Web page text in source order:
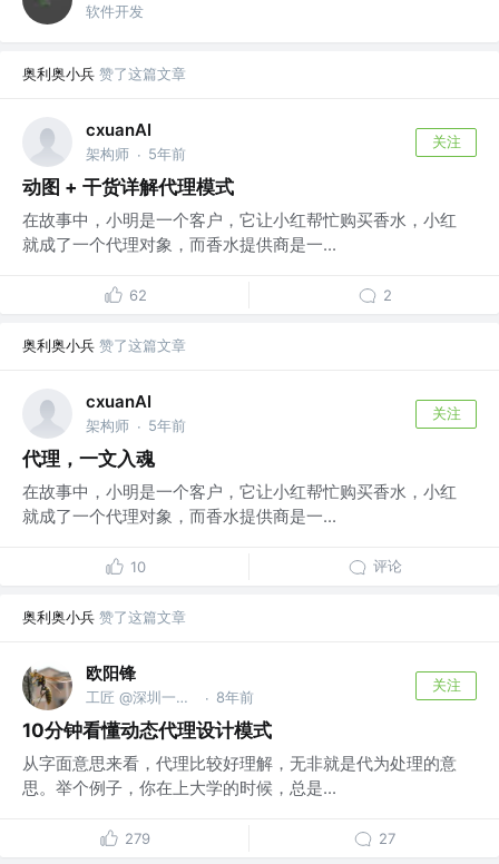
软件开发
奥利奥小兵 赞了这篇文章
cxuanAI
架构师 · 5年前
关注
动图 + 干货详解代理模式
在故事中，小明是一个客户，它让小红帮忙购买香水，小红
就成了一个代理对象，而香水提供商是一...
62 2
奥利奥小兵 赞了这篇文章
cxuanAI
架构师 · 5年前
关注
代理，一文入魂
在故事中，小明是一个客户，它让小红帮忙购买香水，小红
就成了一个代理对象，而香水提供商是一...
10 评论
奥利奥小兵 赞了这篇文章
欧阳锋
工匠 @深圳一行代码科技有限公司 · 8年前
关注
10分钟看懂动态代理设计模式
从字面意思来看，代理比较好理解，无非就是代为处理的意
思。举个例子，你在上大学的时候，总是...
279 27